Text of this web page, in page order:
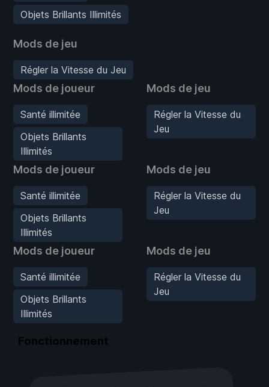
Objets Brillants Illimités
Mods de jeu
Régler la Vitesse du Jeu
Mods de joueur
Santé illimitée
Objets Brillants
Illimités
Mods de jeu
Régler la Vitesse du
Jeu
Mods de joueur
Santé illimitée
Objets Brillants
Illimités
Mods de jeu
Régler la Vitesse du
Jeu
Mods de joueur
Santé illimitée
Objets Brillants
Illimités
Mods de jeu
Régler la Vitesse du
Jeu
Fonctionnement